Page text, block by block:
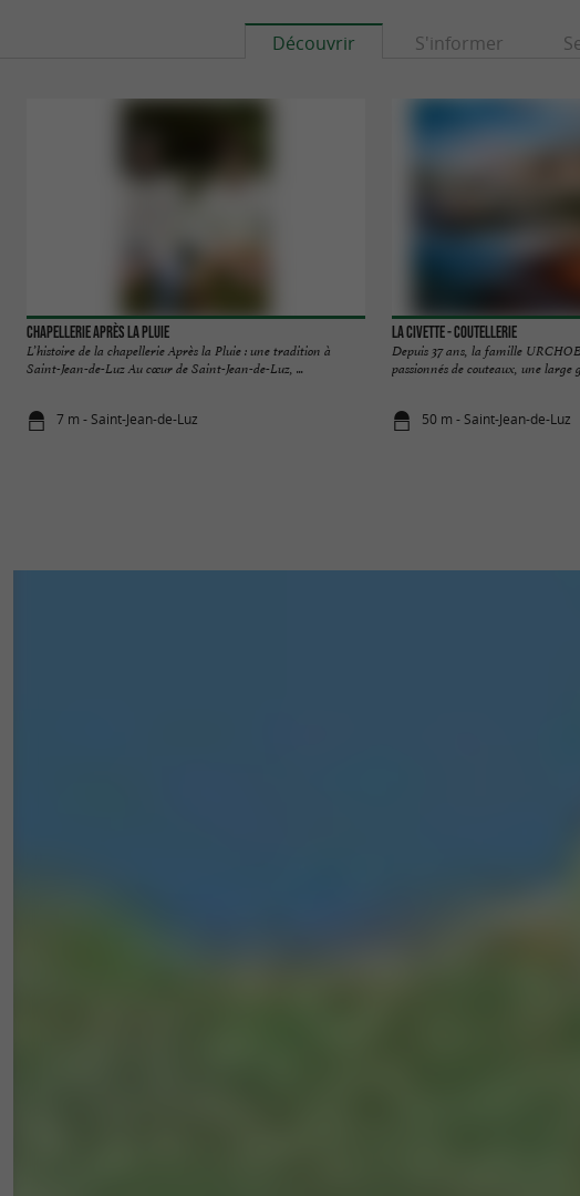
Découvrir S'informer
Chapellerie Après La Pluie
L’histoire de la chapellerie Après la Pluie : une tradition à
Saint-Jean-de-Luz Au cœur de Saint-Jean-de-Luz, ...
7 m - Saint-Jean-de-Luz
LA CIVETTE - Coutellerie
Depuis 37 ans, la famille
passionnés de couteaux, une large
50 m - Saint-Jean-de-Luz